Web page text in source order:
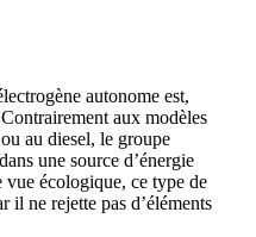
autonome est,
aux modèles
au diesel, le groupe
une source d’énergie
écologique, ce type de
il ne rejette pas d’éléments